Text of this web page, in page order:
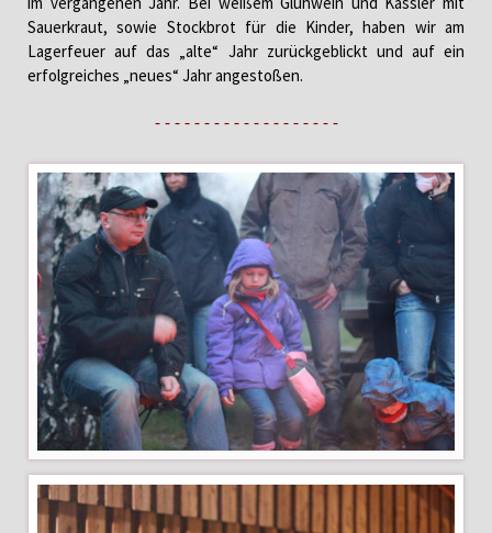
Sauerkraut, sowie Stockbrot für die Kinder, haben wir am
Lagerfeuer auf das „alte“ Jahr zurückgeblickt und auf ein
erfolgreiches „neues“ Jahr angestoßen.
- - - - - - - - - - - - - - - - - - -